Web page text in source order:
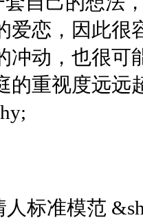
爱恋，因此很
冲动，也很可
的重视度远远
标准模范